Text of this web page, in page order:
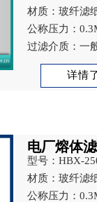
材质：玻纤滤
浆滤纸-P
公称压力：
过滤介质：一
详情
电厂熔体
型号：HBX-
材质：玻纤滤
浆滤纸-P
公称压力：